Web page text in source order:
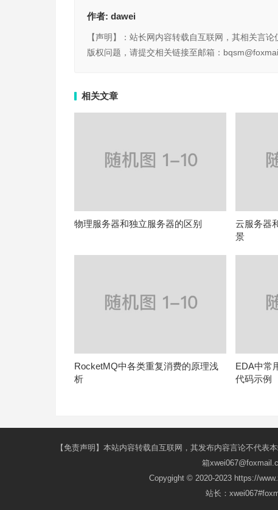
作者: dawei
【声明】：站长网内容转载自互联网，其相关言
版权问题，请提交相关链接至邮箱：
相关文章
物理服务器和独立服务器的区别
云服务器
景
RocketMQ中各类重复消费的原理浅
析
EDA中常
代码示例
【免责声明】本站内容转载自互联网，其发布内容言论不代
箱
Copygight © 2020-2023 https://
站长：